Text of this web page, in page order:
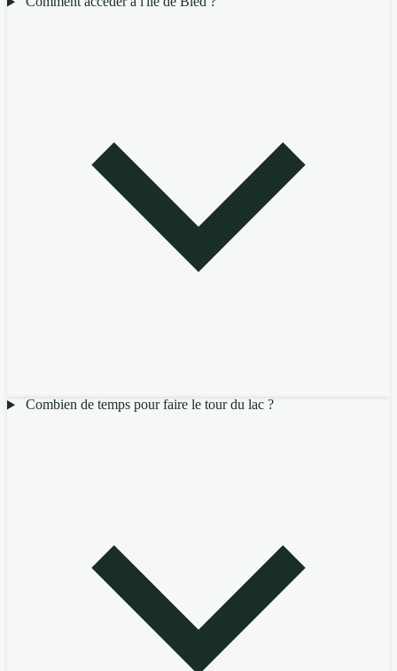
Combien de temps pour faire le tour du lac ?